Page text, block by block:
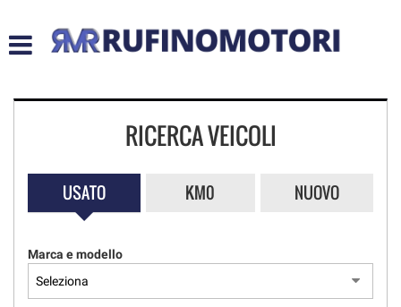
ASSISTENZA
RICERCA VEICOLI
USATO KM0 NUOVO
Marca e modello